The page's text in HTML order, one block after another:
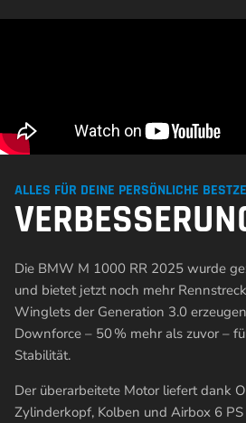
ALLES FÜR DEINE PERSÖNLICHE
Die BMW M 1000 RR 2025 wurde
und bietet jetzt noch mehr
Winglets der Generation 3.0
Downforce – 50 % mehr als zuvor –
Stabilität.
Der überarbeitete Motor liefert dank
Zylinderkopf, Kolben und Airbox 6